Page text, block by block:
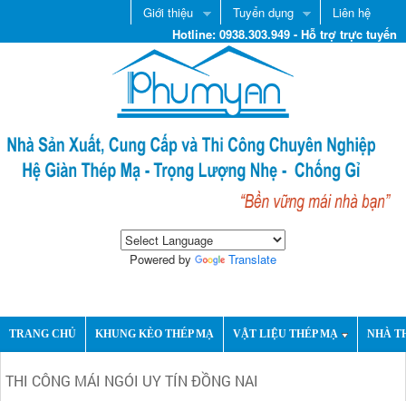
Giới thiệu Tuyển dụng
Liên hệ
Hotline: 0938.303.949 - Hỗ trợ trực tuyến
Powered by Translate
TRANG CHỦ KHUNG KÈO THÉP MẠ VẬT LIỆU THÉP MẠ NHÀ
THI CÔNG MÁI NGÓI UY TÍN ĐỒNG NAI